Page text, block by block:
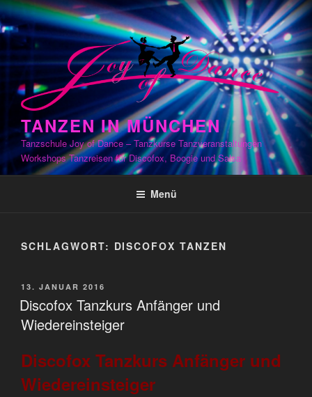
Zum
Inhalt
springen
TANZEN IN MÜNCHEN
Tanzschule Joy of Dance – Tanzkurse Tanzveranstaltungen
Workshops Tanzreisen für Discofox, Boogie und Salsa
Menü
SCHLAGWORT: DISCOFOX TANZEN
VERÖFFENTLICHT
AM
13. JANUAR 2016
Discofox Tanzkurs Anfänger und
Wiedereinsteiger
Discofox Tanzkurs Anfänger und
Wiedereinsteiger